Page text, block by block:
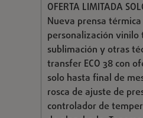
OFERTA LIMITADA
Nueva prensa
personalización
sublimación y otras
transfer ECO 38 con
solo hasta final de
rosca de ajuste de
controlador de